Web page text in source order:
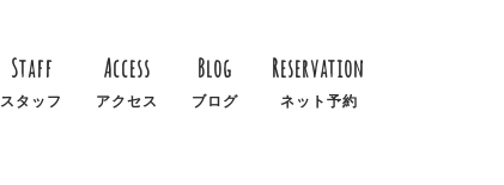
Staff
スタッフ
Access
アクセス
Blog
ブログ
Reservation
ネット予約